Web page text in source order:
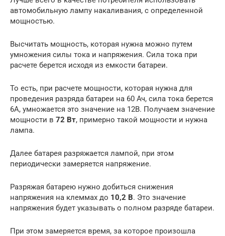
автомобильную лампу накаливания, с определенной
мощностью.
Высчитать мощность, которая нужна можно путем
умножения силы тока и напряжения. Сила тока при
расчете берется исходя из емкости батареи.
То есть, при расчете мощности, которая нужна для
проведения разряда батареи на 60 Ач, сила тока берется
6А, умножается это значение на 12В. Получаем значение
мощности в 72 Вт, примерно такой мощности и нужна
лампа.
Далее батарея разряжается лампой, при этом
периодически замеряется напряжение.
Разряжая батарею нужно добиться снижения
напряжения на клеммах до 10,2 В. Это значение
напряжения будет указывать о полном разряде батареи.
При этом замеряется время, за которое произошла